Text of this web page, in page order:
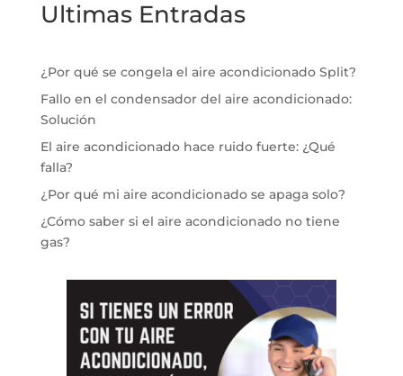
Ultimas Entradas
¿Por qué se congela el aire acondicionado Split?
Fallo en el condensador del aire acondicionado:
Solución
El aire acondicionado hace ruido fuerte: ¿Qué
falla?
¿Por qué mi aire acondicionado se apaga solo?
¿Cómo saber si el aire acondicionado no tiene
gas?